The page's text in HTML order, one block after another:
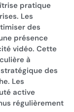
pratique
Les
des
présence
vidéo. Cette
à
stratégique des
Les
active
régulièrement